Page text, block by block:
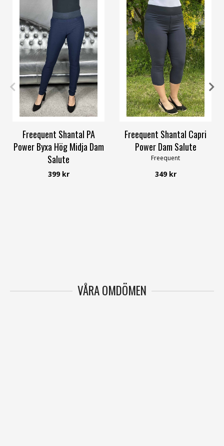
XS S M L XL XXXL
Freequent Shantal PA
Power Byxa Hög Midja Dam
Salute
Freequent
399 kr
XS S M L XL 3XL
Freequent Shantal Capri
Power Dam Salute
Freequent
349 kr
VÅRA OMDÖMEN